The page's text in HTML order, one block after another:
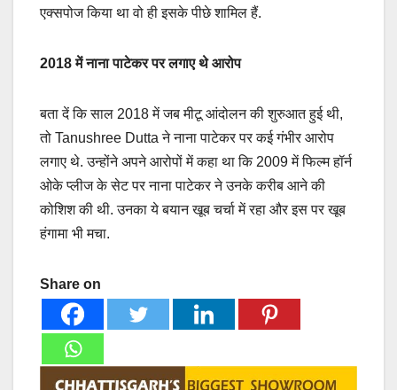
एक्सपोज किया था वो ही इसके पीछे शामिल हैं.
2018में नाना पाटेकर पर लगाए थे आरोप
बता दें कि साल 2018 में जब मीटू आंदोलन की शुरुआत हुई थी,
तो Tanushree Dutta ने नाना पाटेकर पर कई गंभीर आरोप
लगाए थे. उन्होंने अपने आरोपों में कहा था कि 2009 में फिल्म हॉर्न
ओके प्लीज के सेट पर नाना पाटेकर ने उनके करीब आने की
कोशिश की थी. उनका ये बयान खूब चर्चा में रहा और इस पर खूब
हंगामा भी मचा.
Share on